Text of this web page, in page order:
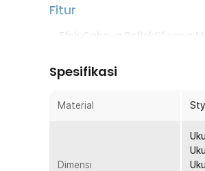
Fitur
Efek Cahaya Reflektif yang
Permukaan bola dilapisi cermin
Pantulan ini menyebar ke
Selain berfungsi sebagai efek
menarik. Warna dan
lampu. Cocok digunakan
Spesifikasi
Material
Dimensi